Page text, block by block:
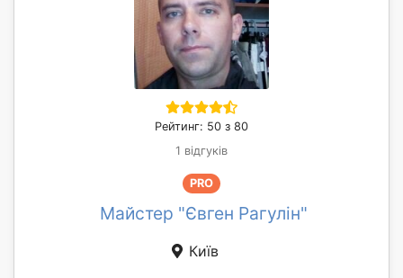
Рейтинг: 50 з 80
1 відгуків
PRO
Майстер "Євген Рагулін"
Київ